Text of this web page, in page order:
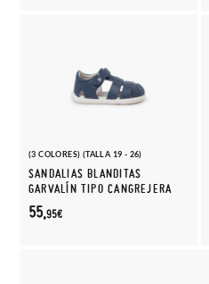
(3 COLORES) (TALLA 19 - 26)
SANDALIAS BLANDITAS
GARVALÍN TIPO CANGREJERA
55,95€